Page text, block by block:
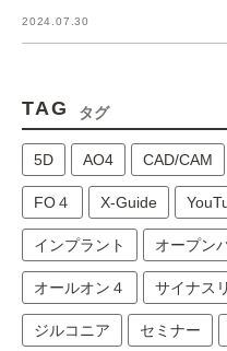
2024.07.30
TAG タグ
5D AO4 CAD/CAM
FO４ X-Guide
インプラント オープン
オールオン４ サイナス
ジルコニア セミナー